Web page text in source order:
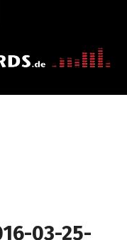
03-25-